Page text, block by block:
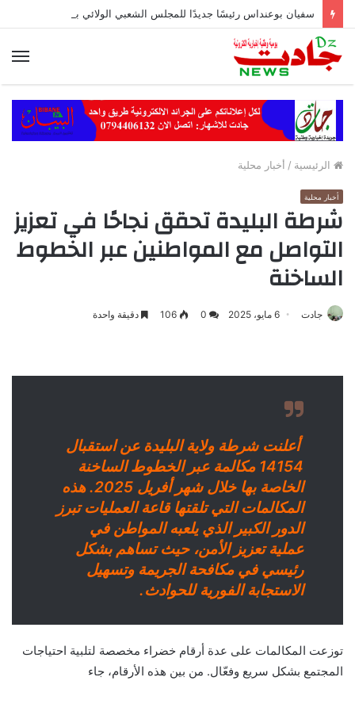
الرئيسية / أخبار محلية
أخبار محلية
شرطة البليدة تحقق نجاحًا في تعزيز
التواصل مع المواطنين عبر الخطوط
الساخنة
جادت 6 مايو، 2025 0
106 دقيقة واحدة
أعلنت شرطة ولاية البليدة عن استقبال
14154 مكالمة عبر الخطوط الساخنة
الخاصة بها خلال شهر أفريل 2025. هذه
المكالمات التي تلقتها قاعة العمليات تبرز
الدور الكبير الذي يلعبه المواطن في
عملية تعزيز الأمن، حيث تساهم بشكل
رئيسي في مكافحة الجريمة وتسهيل
الاستجابة الفورية للحوادث.
توزعت المكالمات على عدة أرقام خضراء مخصصة لتلبية احتياجات
المجتمع بشكل سريع وفعّال. من بين هذه الأرقام، جاء